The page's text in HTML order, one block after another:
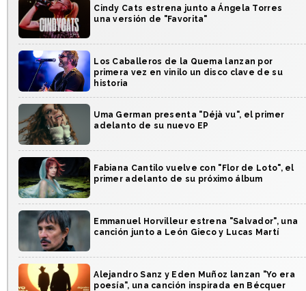
Cindy Cats estrena junto a Ángela Torres
una versión de "Favorita"
Los Caballeros de la Quema lanzan por
primera vez en vinilo un disco clave de su
historia
Uma German presenta "Déjà vu", el primer
adelanto de su nuevo EP
Fabiana Cantilo vuelve con "Flor de Loto", el
primer adelanto de su próximo álbum
Emmanuel Horvilleur estrena "Salvador", una
canción junto a León Gieco y Lucas Martí
Alejandro Sanz y Eden Muñoz lanzan "Yo era
poesía", una canción inspirada en Bécquer